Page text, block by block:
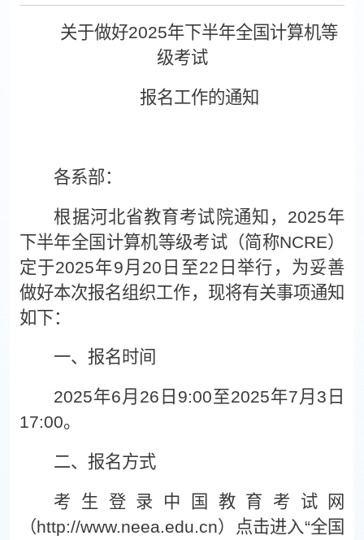
关于做好2025年下半年全国计算机等
级考试
报名工作的通知
各系部：
根据河北省教育考试院通知， 2025年
下半年全国计算机等级考试（简称NCRE）
定于2025年9月 20 日至22 日举行，为妥善
做好本次报名组织工作，现将有关事项通知
如下：
一、报名时间
2025年6月 26 日 9:00至2025年7月 3 日
17:00。
二、报名方式
考生登录中国教育考试网
（http://www.neea.edu.cn）点击进入“全国